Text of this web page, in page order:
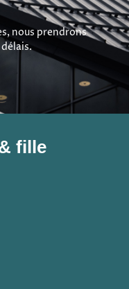
nous prendrons
fille